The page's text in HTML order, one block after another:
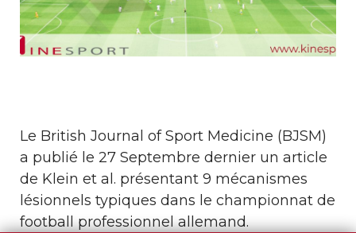
Le British Journal of Sport Medicine (BJSM)
a publié le 27 Septembre dernier un article
de Klein et al. présentant 9 mécanismes
lésionnels typiques dans le championnat de
football professionnel allemand.